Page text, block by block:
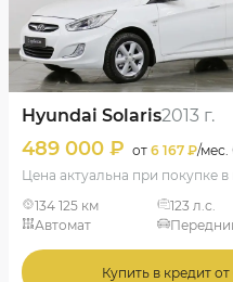
Hyundai Solaris2013 г.
489 000 ₽ от 6 167 ₽/мес.
Цена актуальна при покупке в
134 125 км
123 л.с.
Автомат
Купить в кредит от